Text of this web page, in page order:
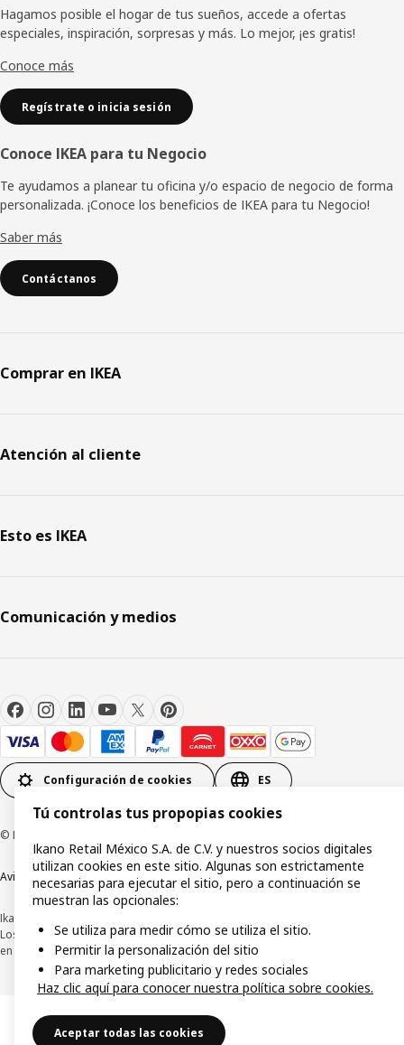
de
página
Hagamos posible el hogar de tus sueños, accede a ofertas
especiales, inspiración, sorpresas y más. Lo mejor, ¡es gratis!
Conoce más
Regístrate o inicia sesión
Conoce IKEA para tu Negocio
Te ayudamos a planear tu oficina y/o espacio de negocio de forma
personalizada. ¡Conoce los beneficios de IKEA para tu Negocio!
Saber más
Contáctanos
Comprar en IKEA
Atención al cliente
Esto es IKEA
Comunicación y medios
Configuración de cookies ES
© Inter IKEA Systems B.V.1999-2026
Aviso de privacidad Política de cookies Términos y condiciones de uso
Ikano Retail México, S.A. de C.V.
Los precios publicados en este sitio web, catálogo digital, tiendas, así como
en cualquier otro medio, se encuentran en pesos mexicanos e incluyen IVA.
Tú controlas tus propopias cookies
Ikano Retail México S.A. de C.V. y nuestros socios digitales
utilizan cookies en este sitio. Algunas son estrictamente
necesarias para ejecutar el sitio, pero a continuación se
muestran las opcionales:
Se utiliza para medir cómo se utiliza el sitio.
Permitir la personalización del sitio
Para marketing publicitario y redes sociales
Haz clic aquí para conocer nuestra política sobre cookies.
Aceptar todas las cookies